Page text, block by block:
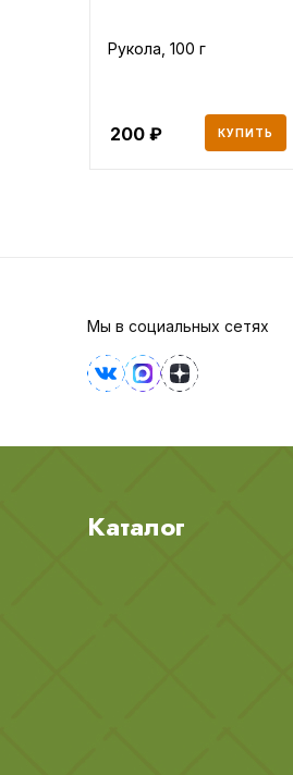
Рукола, 100 г
200 КУПИТЬ
Мы в социальных сетях
Каталог